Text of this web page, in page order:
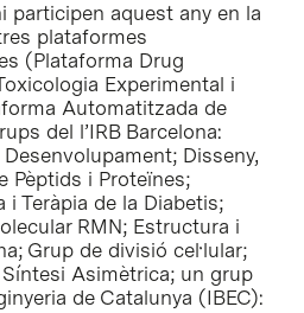
participen aquest any en la
plataformes
(Plataforma Drug
Experimental i
Automatitzada de
del l’IRB Barcelona:
Desenvolupament; Disseny,
Pèptids i Proteïnes;
i Teràpia de la Diabetis;
RMN; Estructura i
Grup de divisió cel·lular;
Asimètrica; un grup
de Catalunya (IBEC):